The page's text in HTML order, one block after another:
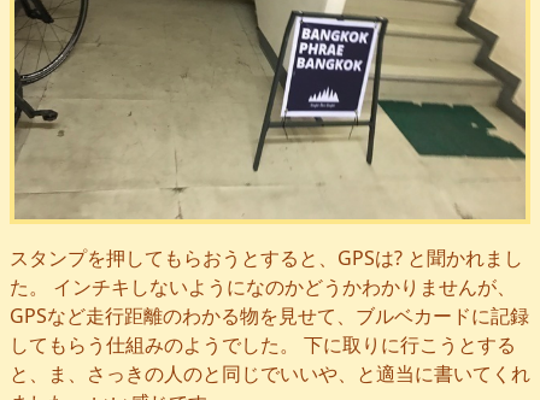
スタンプを押してもらおうとすると、GPSは? と聞かれまし
た。 インチキしないようになのかどうかわかりませんが、
GPSなど走行距離のわかる物を見せて、ブルベカードに記録
してもらう仕組みのようでした。 下に取りに行こうとする
と、ま、さっきの人のと同じでいいや、と適当に書いてくれ